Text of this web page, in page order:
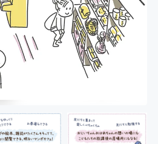
CAMPFIRE for Social GoodCAMPFIRE
CAMPFIREふるさと納税machi-ya